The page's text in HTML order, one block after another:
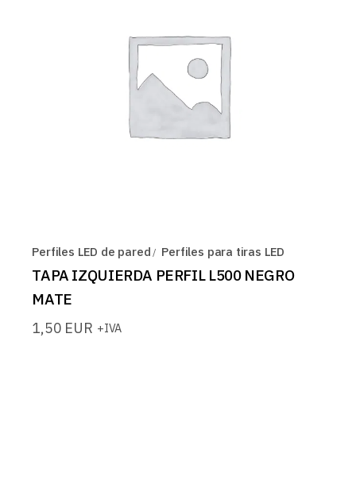
Perfiles LED de pared Perfiles para tiras LED
TAPA IZQUIERDA PERFIL L500 NEGRO
MATE
1,50 EUR +IVA